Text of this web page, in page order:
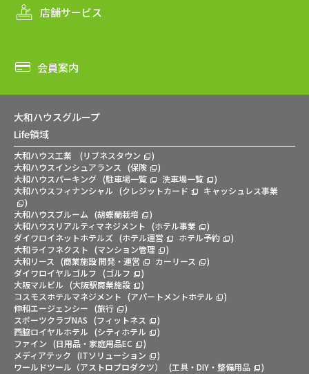
店舗サービス
会員案内
大和ハウスグループ
Life領域
大和ハウス工業 (リブネスタウン
)
大和ハウスインシュアランス
(保険
)
大和ハウスパーキング (駐車場一覧 洗車場一覧
)
大和ハウスフィナンシャル (クレジットカード
キャッシュレス事業
)
大和ハウスブルーム (胡蝶蘭栽培
)
大和ハウスリアルティマネジメント (ホテル事業
)
ダイワロイネットホテルズ (ホテル運営 ホテル予約
)
大和ライフネクスト (マンション管理
)
大和リース
(商業施設 開発・運営 カーリース
)
ダイワロイヤルゴルフ (ゴルフ
)
大阪マルビル (大阪駅商業施設
)
コスモスホテルマネジメント (アパートメントホテル
)
伸和エージェンシー (旅行
)
スポーツクラブNAS (フィットネス
)
西脇ロイヤルホテル (シティホテル
)
ファイン (日用品・家庭用品EC
)
メディアテック (ITソリューション
)
ワールドツール（アストロプロダクツ）
(工具・DIY・整備用品 )